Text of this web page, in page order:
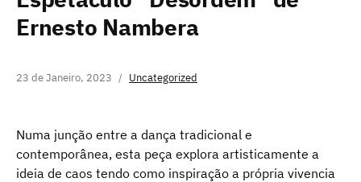
Ernesto Nambera
23 de Janeiro, 2023 Uncategorized
Numa junção entre a dança tradicional e
contemporânea, esta peça explora artisticamente a
ideia de caos tendo como inspiração a própria vivencia